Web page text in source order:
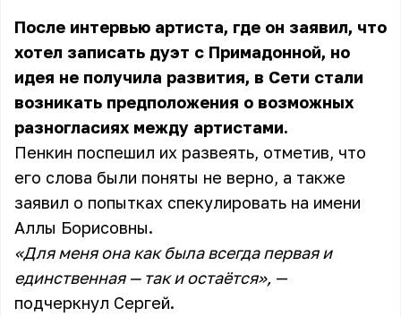
После интервью артиста, где он заявил, что
хотел записать дуэт с Примадонной, но
идея не получила развития, в Сети стали
возникать предположения о возможных
разногласиях между артистами.
Пенкин поспешил их развеять, отметив, что
его слова были поняты не верно, а также
заявил о попытках спекулировать на имени
Аллы Борисовны.
«Для меня она как была всегда первая и
единственная — так и остаётся», —
подчеркнул Сергей.